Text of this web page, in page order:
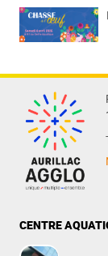
CENTRE